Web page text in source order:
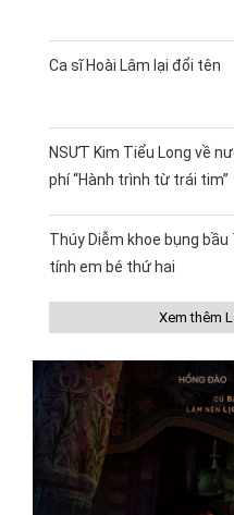
Ca sĩ Hoài Lâm lại đổi tên
NSƯT Kim Tiểu Long về
phí “Hành trình từ trái tim”
Thúy Diễm khoe bụng
tính em bé thứ hai
Xem thêm